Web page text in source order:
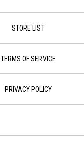
STORE LIST
TERMS OF SERVICE
PRIVACY POLICY